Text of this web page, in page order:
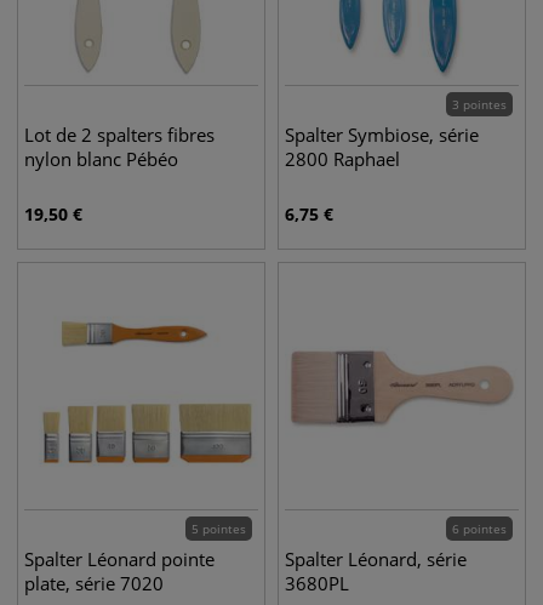
Lot de 2 spalters fibres
nylon blanc Pébéo
19,50 €
3 pointes
Spalter Symbiose, série
2800 Raphael
6,75 €
5 pointes
Spalter Léonard pointe
plate, série 7020
6 pointes
Spalter Léonard, série
3680PL